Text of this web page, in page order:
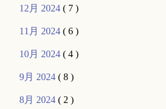
12月 2024( 7 )
11月 2024( 6 )
10月 2024( 4 )
9月 2024( 8 )
8月 2024( 2 )